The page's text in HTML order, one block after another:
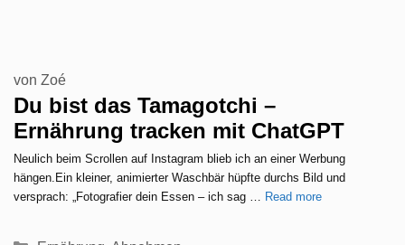
Du bist das Tamagotchi –
Ernährung tracken mit ChatGPT
von Zoé
Neulich beim Scrollen auf Instagram blieb ich an einer Werbung
hängen.Ein kleiner, animierter Waschbär hüpfte durchs Bild und
versprach: „Fotografier dein Essen – ich sag … Read more